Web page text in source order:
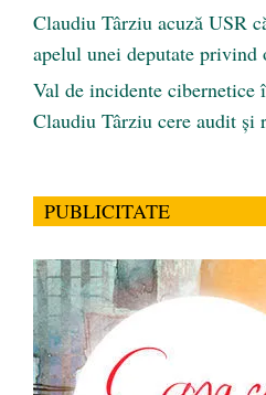
Claudiu Târziu acuză USR
apelul unei deputate privind
Val de incidente
Claudiu Târziu cere audit și
PUBLICITATE